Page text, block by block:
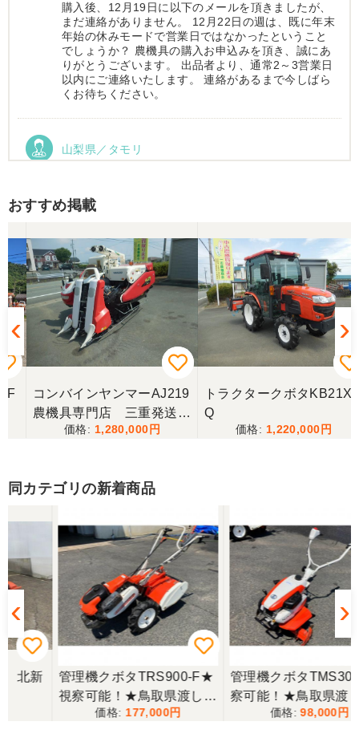
購入後、12月19日に以下のメールを頂きましたが、
まだ連絡がありません。 12月22日の週は、既に年末
年始の休みモードで営業日ではなかったということ
でしょうか？ 農機具の購入お申込みを頂き、誠にあ
りがとうございます。 出品者より、通常2～3営業日
以内にご連絡いたします。 連絡があるまで今しばら
くお待ちください。
山梨県／タモリ
だきます。ありがとうございました。
山梨県／伊藤明久
引き取りに行くまでに 時間が掛かってしまって
待っていて頂き有り難うございました。
山梨県／樋野進悦
メールの返信がなかったので、残念ですが、こちら
うございました。
山梨県／じん
整備された中古のバインダーを探していて、金額も
だいたい予算内だったのですぐに決めました！ それ
から陸送が可能という所も大きな決め手で、良い買
い物が出来たと非常に満足しております。
山梨県／今井基史
この度は、迅速な対応ありがとうございました。た
だ、メールに記載の配達の受け取りについてタイム
ラグがあり少しとまどいましたので、星をひとつの
おすすめ掲載
コンバインヤンマーAJ219
農機具専門店 三重発送整
1,280,000
トラクタークボタKB21X
Q
1,220,000
同カテゴリの新着商品
管理機クボタTRS900-F★
視察可能！★鳥取県渡し
クボタ 管理機 TRS900-F
177,000
管理機クボタTMS300★視
察可能！★鳥取県渡し ク
ボタ 管理機 TMS300 ガソ
98,000